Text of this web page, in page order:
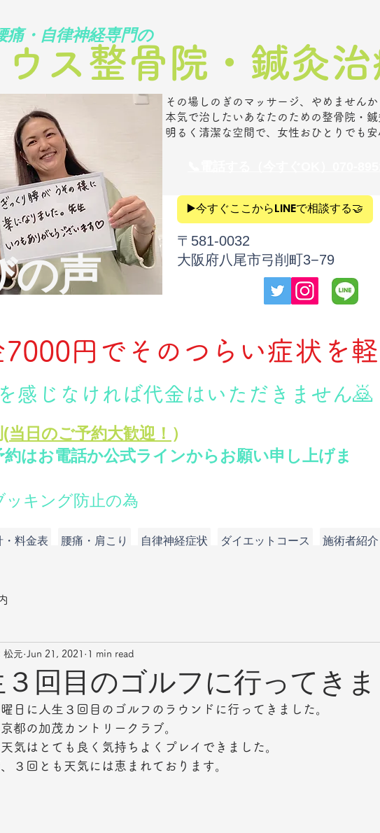
痛・自律神経専門の
ウス整骨院・鍼灸
▶️今すぐここからLINEで相談する🤝
​〒581‐0032
大阪府八尾市弓削町3−79
）070-8951-5151
の声
その場しのぎのマッサージ、やめませんか
本気で治したいあなたのための整骨院・
明るく清潔な空間で、女性おひとりでも
7000円でそのつらい症状を
感じなければ代金はいただきません🙇
・料金表 腰痛・肩こり 自律神経症状 ダイエットコース 施術者紹介
(当日のご予約大歓迎！ ）
約はお電話か公式ラインからお願い申し上げま
キング防止の為
３回目のゴルフに行ってき
松元 Jun 21, 2021 1 min read
日に人生３回目のゴルフのラウンドに行ってきました。
都の加茂カントリークラブ。
気はとても良く気持ちよくプレイできました。
３回とも天気には恵まれております。